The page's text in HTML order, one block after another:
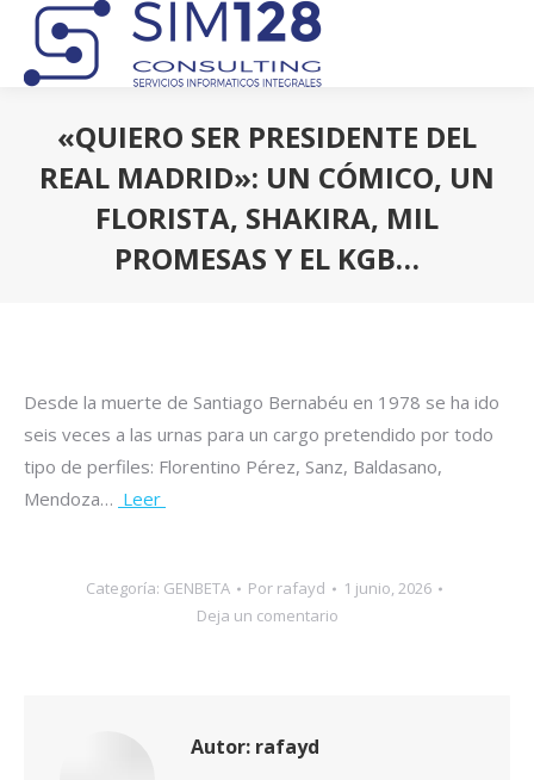
«QUIERO SER PRESIDENTE DEL
REAL MADRID»: UN CÓMICO, UN
FLORISTA, SHAKIRA, MIL
PROMESAS Y EL KGB…
Desde la muerte de Santiago Bernabéu en 1978 se ha ido
seis veces a las urnas para un cargo pretendido por todo
tipo de perfiles: Florentino Pérez, Sanz, Baldasano,
Mendoza… Leer
Categoría: GENBETA Por rafayd
1 junio, 2026
Deja un comentario
Autor: rafayd